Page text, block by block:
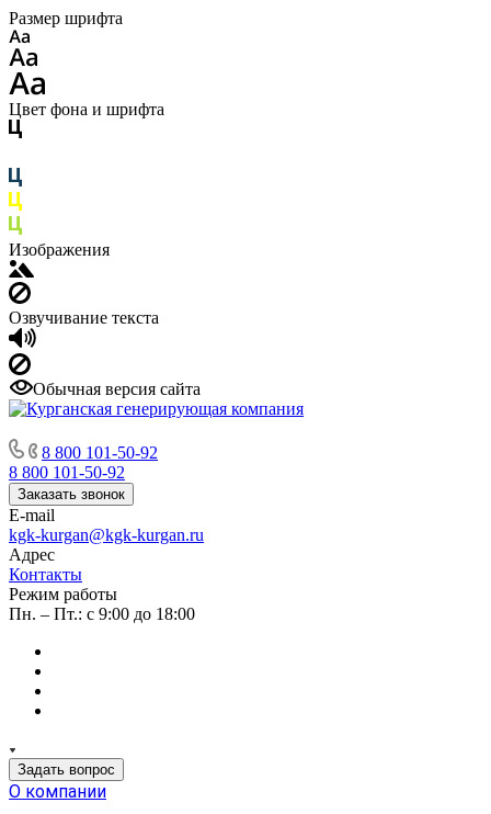
Размер шрифта
Цвет фона и шрифта
Изображения
Озвучивание текста
Обычная версия сайта
8 800 101-50-92
8 800 101-50-92
Заказать звонок
E-mail
kgk-kurgan@kgk-kurgan.ru
Адрес
Контакты
Режим работы
Пн. – Пт.: с 9:00 до 18:00
Задать вопрос
О компании